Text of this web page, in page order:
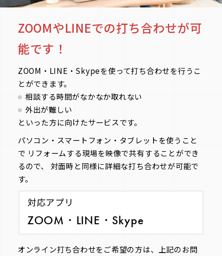
ZOOMやLINEでの打ち合わせが可
能です！
ZOOM・LINE・Skypeを使って打ち合わせを行うこ
とができます。
相談する時間がなかなか取れない
外出が難しい
といった方に向けたサービスです。
パソコン・スマートフォン・タブレットを使うこと
で リフォームする現場を映像で共有することができ
るので、 対面時と同様に詳細な打ち合わせが可能で
す。
対応アプリ
ZOOM・LINE・Skype
オンライン打ち合わせをご希望の方は、上記のお問